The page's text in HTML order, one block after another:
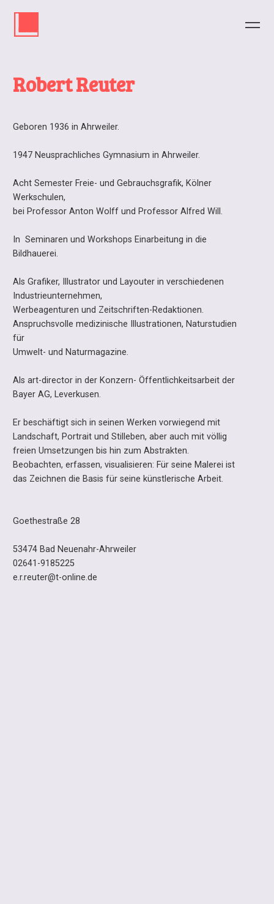
Robert Reuter
Geboren 1936 in Ahrweiler.
1947 Neusprachliches Gymnasium in Ahrweiler.
Acht Semester Freie- und Gebrauchsgrafik, Kölner
Werkschulen,
bei Professor Anton Wolff und Professor Alfred Will.
In Seminaren und Workshops Einarbeitung in die
Bildhauerei.
Als Grafiker, Illustrator und Layouter in verschiedenen
Industrieunternehmen,
Werbeagenturen und Zeitschriften-Redaktionen.
Anspruchsvolle medizinische Illustrationen, Naturstudien
für
Umwelt- und Naturmagazine.
Als art-director in der Konzern- Öffentlichkeitsarbeit der
Bayer AG, Leverkusen.
Er beschäftigt sich in seinen Werken vorwiegend mit
Landschaft, Portrait und Stilleben, aber auch mit völlig
freien Umsetzungen bis hin zum Abstrakten.
Beobachten, erfassen, visualisieren: Für seine Malerei ist
das Zeichnen die Basis für seine künstlerische Arbeit.
Goethestraße 28
53474 Bad Neuenahr-Ahrweiler
02641-9185225
e.r.reuter@t-online.de